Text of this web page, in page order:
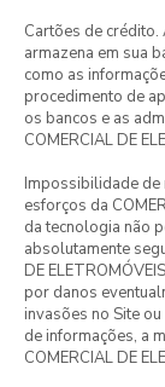
Cartões de crédito.
armazena em sua
como as
procedimento de
os bancos e as
COMERCIAL DE
Impossibilidade de
esforços da
da tecnologia não
absolutamente
DE
por danos
invasões no Site
de informações, a
COMERCIAL DE